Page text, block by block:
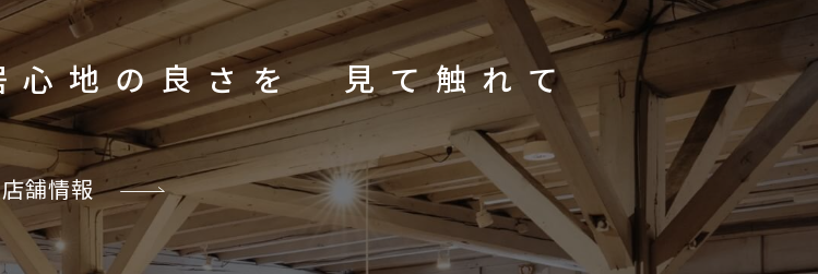
居心地の良さを 見て触れて
店舗情報